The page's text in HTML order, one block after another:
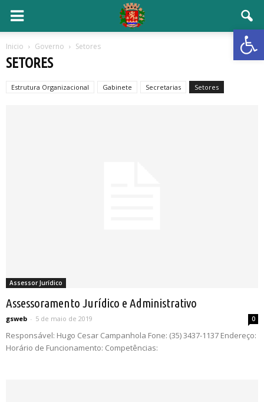
Inicio Governo Setores
SETORES
Estrutura Organizacional Gabinete Secretarias Setores
Assessor Jurídico
Assessoramento Jurídico e Administrativo
gsweb - 5 de maio de 2019 0
Responsável: Hugo Cesar Campanhola Fone: (35) 3437-1137 Endereço:
Horário de Funcionamento: Competências: